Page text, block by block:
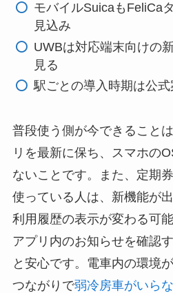
モバイルSuicaもFeliCa
見込み
UWBは対応端末向けの
見る
駅ごとの導入時期は公
普段使う側が今できること
リを最新に保ち、スマホの
ないことです。また、定期
使っている人は、新機能が
利用履歴の表示が変わる可
アプリ内のお知らせを確認
と安心です。電車内の環境
つながりで弱冷房車がいら